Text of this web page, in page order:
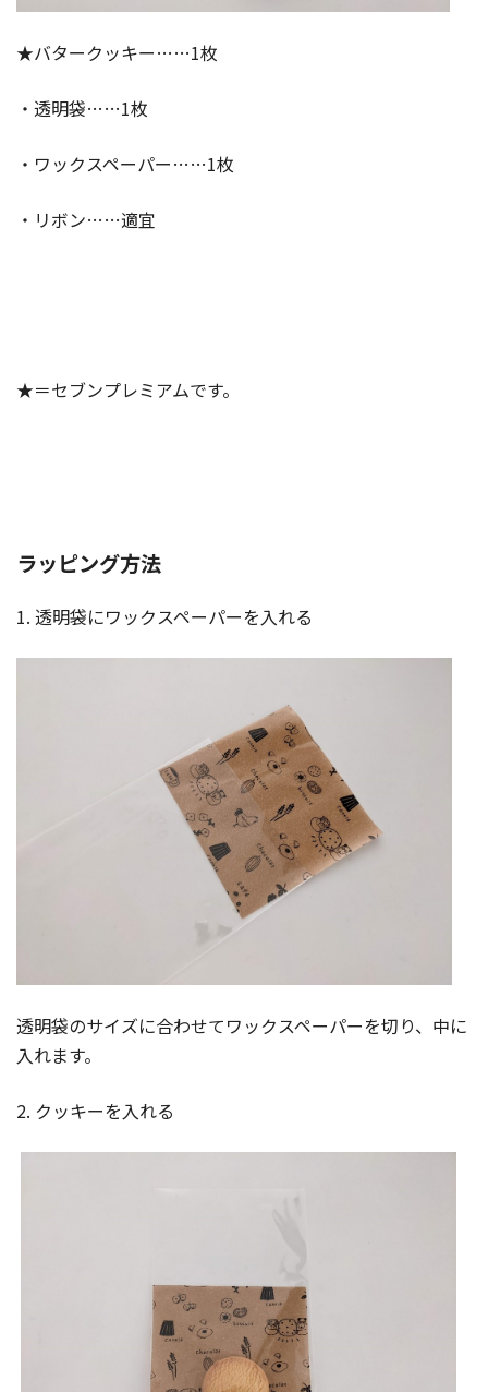
★バタークッキー……1枚
・透明袋……1枚
・ワックスペーパー……1枚
・リボン……適宜
★＝セブンプレミアムです。
ラッピング方法
1. 透明袋にワックスペーパーを入れる
透明袋のサイズに合わせてワックスペーパーを切り、中に
入れます。
2. クッキーを入れる